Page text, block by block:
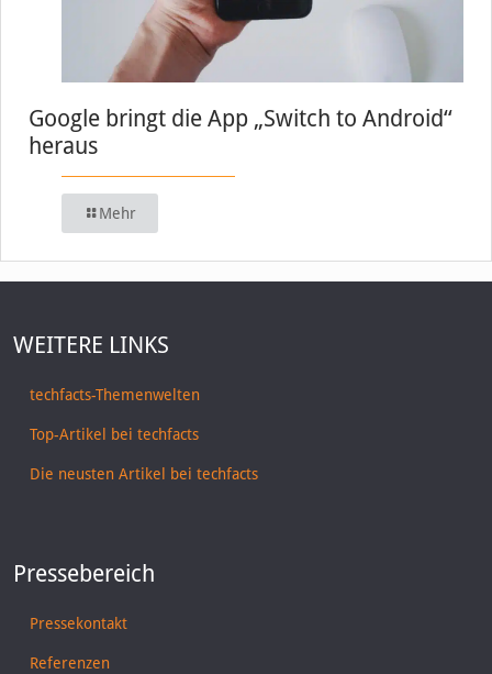
Google bringt die App „Switch to Android“
heraus
Mehr
WEITERE LINKS
techfacts-Themenwelten
Top-Artikel bei techfacts
Die neusten Artikel bei techfacts
Pressebereich
Pressekontakt
Referenzen